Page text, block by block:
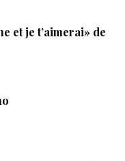
et je t’aimerai» de